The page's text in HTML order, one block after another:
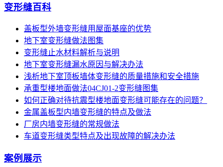
变形缝百科
盖板型外墙变形缝用屋面基座的优势
地下室变形缝做法图集
变形缝止水材料解析与说明
地下室变形缝漏水原因与解决办法
浅析地下室顶板墙体变形缝的质量措施和安全措施
承重型楼地面做法04CJ01-2变形缝图集
如何正确对待抗震型楼地面变形缝可能存在的问题？
金属盖板型内墙变形缝的特点及做法
厂房内墙变形缝的常规做法
车道变形缝类型特点及出现故障的解决办法
案例展示